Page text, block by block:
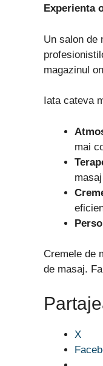
Experienta
Un salon de
magazinul
Iata cateva
mai
Cremele de
de masaj.
X